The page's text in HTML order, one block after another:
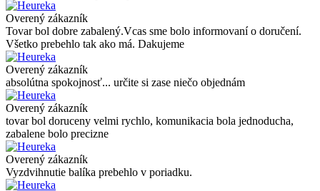
Overený zákazník
Tovar bol dobre zabalený.Vcas sme bolo informovaní o doručení.
Všetko prebehlo tak ako má. Dakujeme
Overený zákazník
absolútna spokojnosť... určite si zase niečo objednám
Overený zákazník
tovar bol doruceny velmi rychlo, komunikacia bola jednoducha,
zabalene bolo precizne
Overený zákazník
Vyzdvihnutie balíka prebehlo v poriadku.